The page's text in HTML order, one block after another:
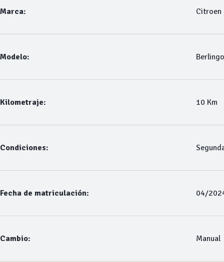
Marca: Citroen
Modelo: Berlingo
Kilometraje: 10 Km
Condiciones:
Fecha de matriculación: 04/
Cambio: Manual